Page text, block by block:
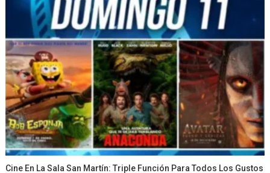
Cine En La Sala San Martín: Triple Función Para Todos Los Gustos